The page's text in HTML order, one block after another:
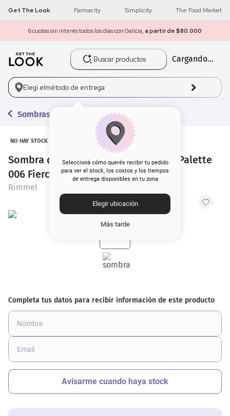
Get The Look Farmacity Simplicity The Food Market
6 cuotas sin interés todos los días con Galicia, a partir de $80.000
Buscar productos
Cargando...
Elegí elmétodo de entrega
Seleccioná cómo querés recibir tu pedido
para ver el stock, los costos y los tiempos
de entrega disponibles en tu zona
Elegir ubicación
Más tarde
Sombras
NO HAY STOCK
Sombra de Ojos Rimmel Mini Power Palette
006 Fierce
Rimmel
1 get the look
2 máscara pestañas
3.
5. corrector
rubor